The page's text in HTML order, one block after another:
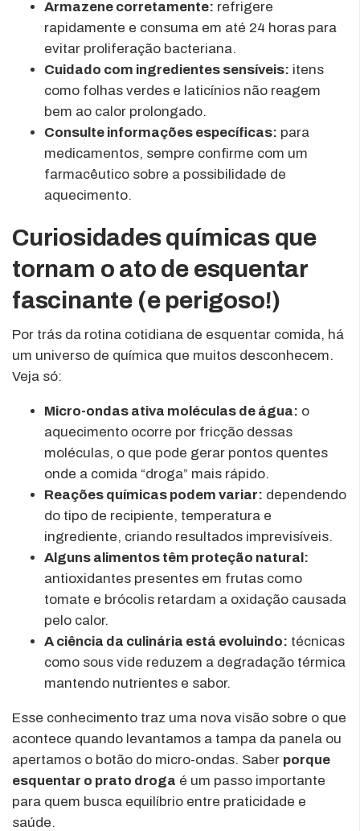
Armazene corretamente: refrigere
rapidamente e consuma em até 24 horas para
evitar proliferação bacteriana.
Cuidado com ingredientes sensíveis: itens
como folhas verdes e laticínios não reagem
bem ao calor prolongado.
Consulte informações específicas: para
medicamentos, sempre confirme com um
farmacêutico sobre a possibilidade de
aquecimento.
Curiosidades químicas que
tornam o ato de esquentar
fascinante (e perigoso!)
Por trás da rotina cotidiana de esquentar comida, há
um universo de química que muitos desconhecem.
Veja só:
Micro-ondas ativa moléculas de água: o
aquecimento ocorre por fricção dessas
moléculas, o que pode gerar pontos quentes
onde a comida “droga” mais rápido.
Reações químicas podem variar: dependendo
do tipo de recipiente, temperatura e
ingrediente, criando resultados imprevisíveis.
Alguns alimentos têm proteção natural:
antioxidantes presentes em frutas como
tomate e brócolis retardam a oxidação causada
pelo calor.
A ciência da culinária está evoluindo: técnicas
como sous vide reduzem a degradação térmica
mantendo nutrientes e sabor.
Esse conhecimento traz uma nova visão sobre o que
acontece quando levantamos a tampa da panela ou
apertamos o botão do micro-ondas. Saber porque
esquentar o prato droga é um passo importante
para quem busca equilíbrio entre praticidade e
saúde.